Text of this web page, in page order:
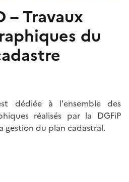
– Travaux
du
dédiée à l'ensemble des
réalisés par la DGFiP
gestion du plan cadastral.